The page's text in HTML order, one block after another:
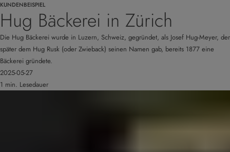
KUNDENBEISPIEL
Hug Bäckerei in Zürich
Die Hug Bäckerei wurde in Luzern, Schweiz, gegründet, als Josef Hug-Meyer, der
später dem Hug Rusk (oder Zwieback) seinen Namen gab, bereits 1877 eine
Bäckerei gründete.
2025-05-27
1 min. Lesedauer